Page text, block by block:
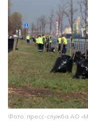
Фото: пресс-служба АО